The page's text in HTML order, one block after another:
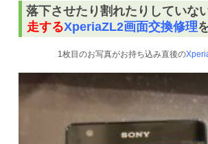
落下させたり割れたりしていな
走するXperiaZL2画面交換修理
1枚目のお写真がお持ち込み直後の